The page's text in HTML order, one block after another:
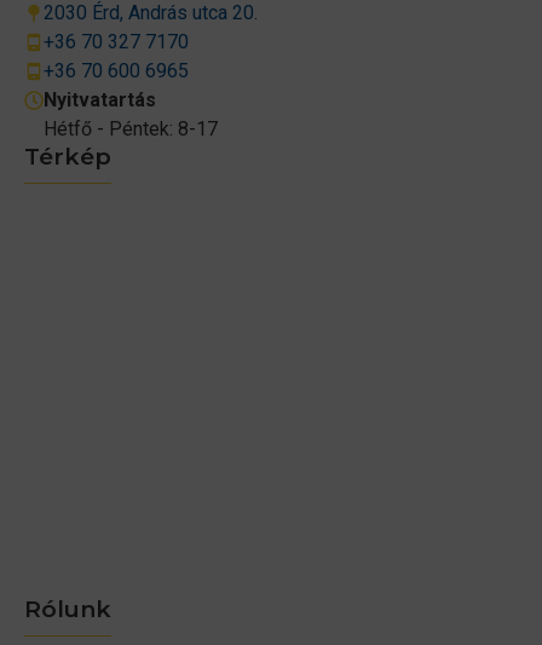
Térkép
Rólunk
2030 Érd, András utca 20.
+36 70 327 7170
+36 70 600 6965
Nyitvatartás
Hétfő - Péntek: 8-17